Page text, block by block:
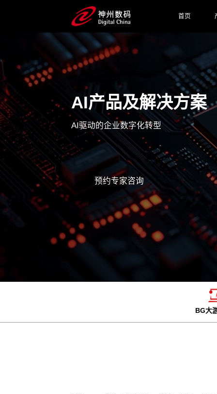
首页
AI产品及解决方案
AI驱动的企业数字化转型
预约专家咨询
BG大